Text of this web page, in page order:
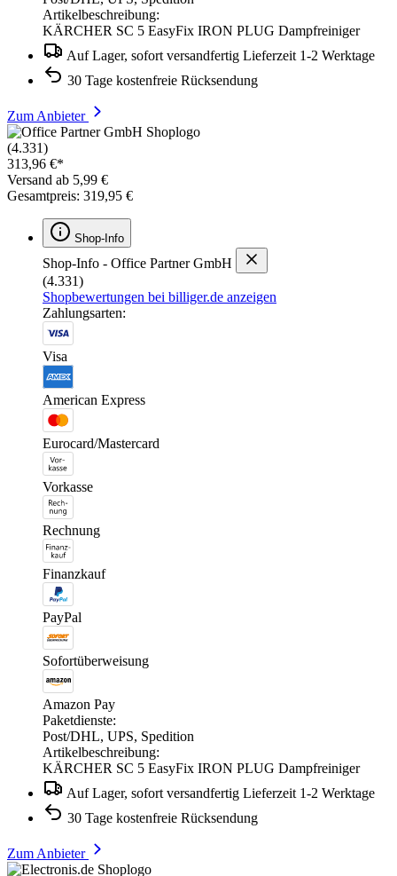
Artikelbeschreibung:
KÄRCHER SC 5 EasyFix IRON PLUG Dampfreiniger
Auf Lager, sofort versandfertig Lieferzeit 1-2 Werktage
30 Tage kostenfreie Rücksendung
Zum Anbieter
(4.331)
313,96 €*
Versand ab 5,99 €
Gesamtpreis: 319,95 €
Shop-Info
Shop-Info - Office Partner GmbH
(4.331)
Shopbewertungen bei billiger.de anzeigen
Zahlungsarten:
Visa
American Express
Eurocard/Mastercard
Vorkasse
Rechnung
Finanzkauf
PayPal
Sofortüberweisung
Amazon Pay
Paketdienste:
Post/DHL, UPS, Spedition
Artikelbeschreibung:
KÄRCHER SC 5 EasyFix IRON PLUG Dampfreiniger
Auf Lager, sofort versandfertig Lieferzeit 1-2 Werktage
30 Tage kostenfreie Rücksendung
Zum Anbieter